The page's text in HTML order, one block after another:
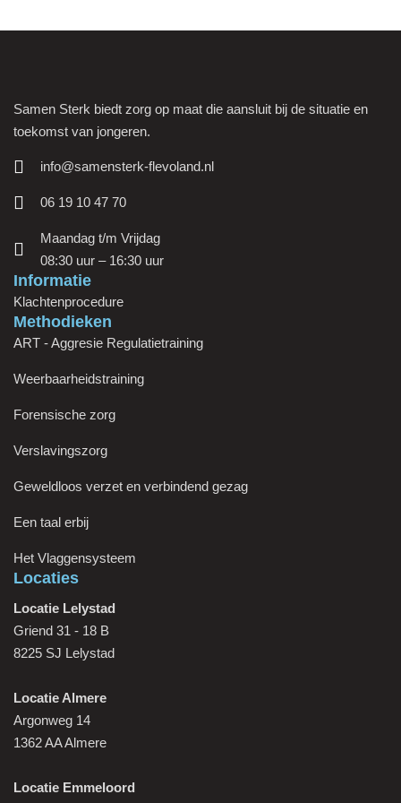
Samen Sterk biedt zorg op maat die aansluit bij de situatie en
toekomst van jongeren.
info@samensterk-flevoland.nl
06 19 10 47 70
Maandag t/m Vrijdag
08:30 uur – 16:30 uur
Informatie
Klachtenprocedure
Methodieken
ART - Aggresie Regulatietraining
Weerbaarheidstraining
Forensische zorg
Verslavingszorg
Geweldloos verzet en verbindend gezag
Een taal erbij
Het Vlaggensysteem
Locaties
Locatie Lelystad
Griend 31 - 18 B
8225 SJ Lelystad
Locatie Almere
Argonweg 14
1362 AA Almere
Locatie Emmeloord